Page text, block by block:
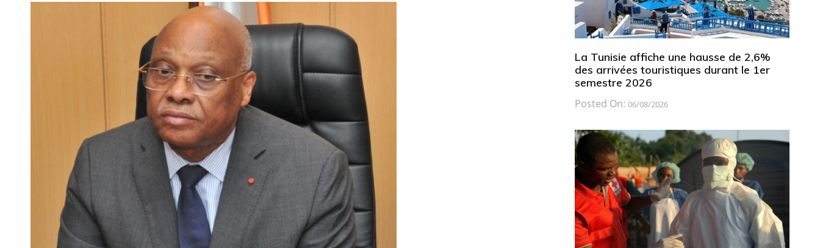
La Tunisie affiche une hausse de 2,6%
des arrivées touristiques durant le 1er
semestre 2026
Posted On: 06/08/2026